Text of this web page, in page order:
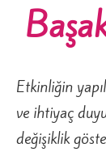
Etkinliğin
ve ihtiyaç
değişiklik